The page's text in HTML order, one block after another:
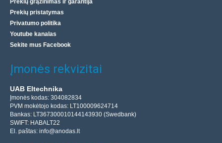
Prekių grąžinimas ir garantija
Prekių pristatymas
Privatumo politika
Youtube kanalas
Sekite mus Facebook
Įmonės rekvizitai
UAB Eltechnika
Įmonės kodas: 304082834
PVM mokėtojo kodas: LT100009624714
Bankas: LT367300010144143930 (Swedbank)
SWIFT: HABALT22
El. paštas: info@anodas.lt